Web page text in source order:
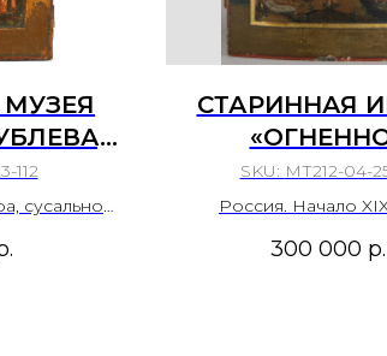
МУЗЕЯ
КОНЕЦ
112
сусальное
СТАРИННАЯ
СВЯТОГО
ИЛИИ» СО
ЖИТИЯ И
SKU: МТ212-04-
Россия. Начало
позолота.
300 000 р.